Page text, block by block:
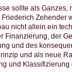
sollte als Ganzes,
Zehender
nicht allein ein
Finanzierung, der
und des
und als neue
und Klassifizierung